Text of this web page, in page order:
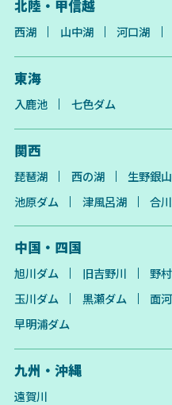
北陸・甲信越
西湖 山中湖 河口湖
東海
入鹿池 七色ダム
関西
琵琶湖 西の湖 生野銀
池原ダム
津風呂湖 合
中国・四国
旭川ダム 旧吉野川 野
玉川ダム
黒瀬ダム 面
早明浦ダム
九州・沖縄
遠賀川